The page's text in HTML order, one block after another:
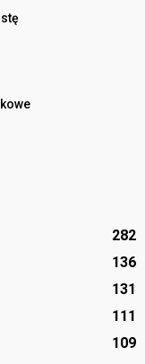
282
136
131
111
109